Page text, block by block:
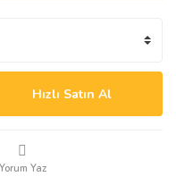
Hızlı Satın Al
Yorum Yaz